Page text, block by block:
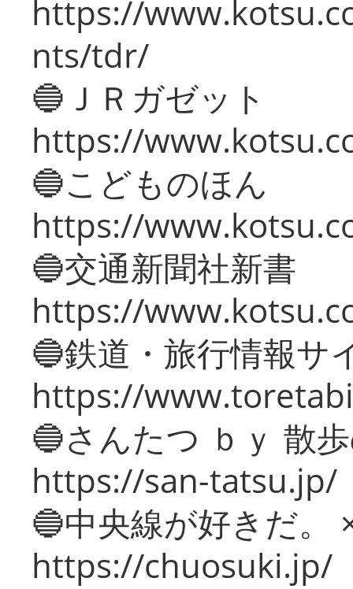
https://
nts/tdr/
🔵ＪＲガゼット
https://
🔵こどものほん
https://
🔵交通新聞社新書
https://
🔵鉄道・旅行情報サ
https://
🔵さんたつ ｂｙ 散
https://san-tatsu.jp/
🔵中央線が好きだ。
https://chuosuki.jp/